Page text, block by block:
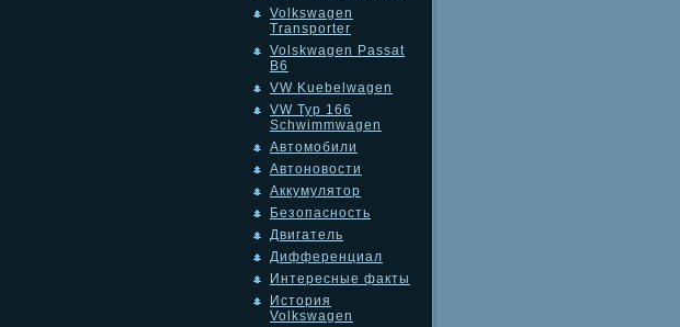
Volkswagen
Transporter
Volskwagen Passat
B6
VW Kuebelwagen
VW Typ 166
Schwimmwagen
Автомобили
Автоновости
Аккумулятор
Безопасность
Двигатель
Дифференциал
Интересные факты
История
Volkswagen